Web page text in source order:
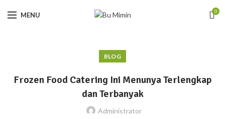
MENU 0
BLOG
Frozen Food Catering Ini Menunya Terlengkap
dan Terbanyak
Administrator